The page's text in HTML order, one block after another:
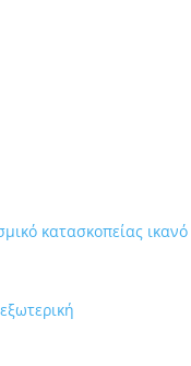
κατασκοπείας ικανό